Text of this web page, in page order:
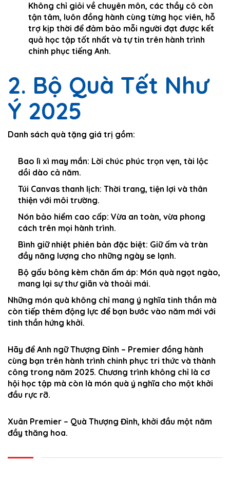
Không chỉ giỏi về chuyên môn, các thầy cô còn
tận tâm, luôn đồng hành cùng từng học viên, hỗ
trợ kịp thời để đảm bảo mỗi người đạt được kết
quả học tập tốt nhất và tự tin trên hành trình
chinh phục tiếng Anh.
2. Bộ Quà Tết Như
Ý 2025
Danh sách quà tặng giá trị gồm:
Bao lì xì may mắn: Lời chúc phúc trọn vẹn, tài lộc
dồi dào cả năm.
Túi Canvas thanh lịch: Thời trang, tiện lợi và thân
thiện với môi trường.
Nón bảo hiểm cao cấp: Vừa an toàn, vừa phong
cách trên mọi hành trình.
Bình giữ nhiệt phiên bản đặc biệt: Giữ ấm và tràn
đầy năng lượng cho những ngày se lạnh.
Bộ gấu bông kèm chăn ấm áp: Món quà ngọt ngào,
mang lại sự thư giãn và thoải mái.
Những món quà không chỉ mang ý nghĩa tinh thần mà
còn tiếp thêm động lực để bạn bước vào năm mới với
tinh thần hứng khởi.
Hãy để Anh ngữ Thượng Đỉnh – Premier đồng hành
cùng bạn trên hành trình chinh phục tri thức và thành
công trong năm 2025. Chương trình không chỉ là cơ
hội học tập mà còn là món quà ý nghĩa cho một khởi
đầu rực rỡ.
Xuân Premier – Quà Thượng Đỉnh, khởi đầu một năm
đầy thăng hoa.